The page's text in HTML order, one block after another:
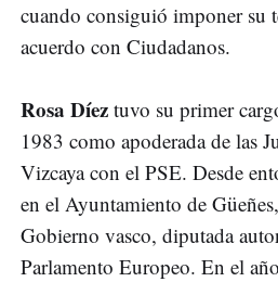
cuando consiguió imponer su
acuerdo con Ciudadanos.
Rosa Díez tuvo su primer
1983 como apoderada de las
Vizcaya con el PSE. Desde
en el Ayuntamiento de
Gobierno vasco, diputada
Parlamento Europeo. En el